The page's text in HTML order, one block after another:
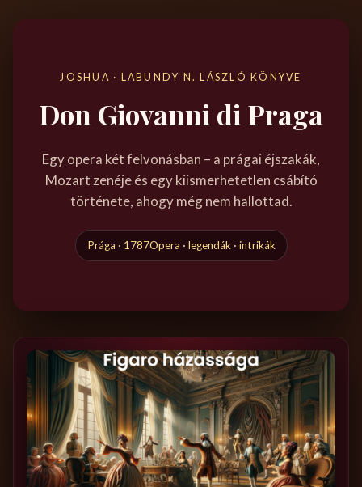
JOSHUA · LABUNDY N. LÁSZLÓ KÖNYVE
Don Giovanni di Praga
Egy opera két felvonásban – a prágai éjszakák,
Mozart zenéje és egy kiismerhetetlen csábító
története, ahogy még nem hallottad.
Prága · 1787Opera · legendák · intrikák